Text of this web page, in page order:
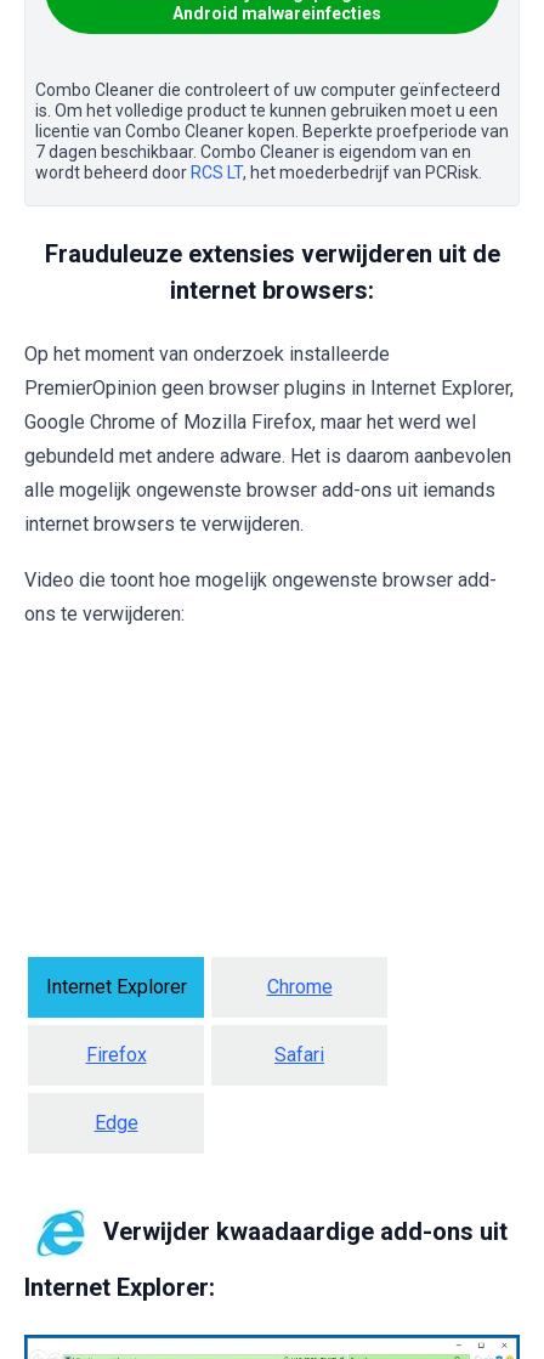
Android malwareinfecties
Combo Cleaner die controleert of uw computer geïnfecteerd
is. Om het volledige product te kunnen gebruiken moet u een
licentie van Combo Cleaner kopen. Beperkte proefperiode van
7 dagen beschikbaar. Combo Cleaner is eigendom van en
wordt beheerd doorRCS LT, het moederbedrijf van PCRisk.
Frauduleuze extensies verwijderen uit de
internet browsers:
Op het moment van onderzoek installeerde
PremierOpinion geen browser plugins in Internet Explorer,
Google Chrome of Mozilla Firefox, maar het werd wel
gebundeld met andere adware. Het is daarom aanbevolen
alle mogelijk ongewenste browser add-ons uit iemands
internet browsers te verwijderen.
Video die toont hoe mogelijk ongewenste browser add-
ons te verwijderen:
Internet Explorer Chrome
Firefox Safari
Edge
Verwijder kwaadaardige add-ons uit
Internet Explorer: